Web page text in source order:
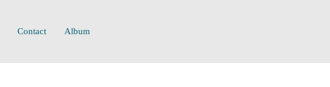
Contact Album